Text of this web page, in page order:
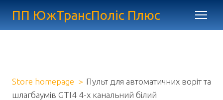
ПП ЮжТрансПоліс Плюс
Store homepage
Пульт для автоматичних воріт та
шлагбаумів GTI4 4-х канальний білий